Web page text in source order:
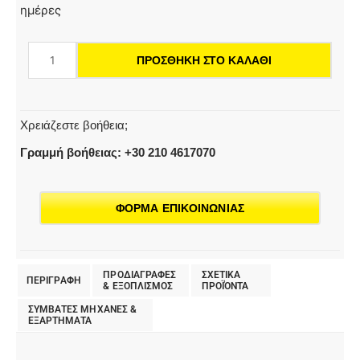
ημέρες
ακροφύσιο
ΠΡΟΣΘΉΚΗ ΣΤΟ ΚΑΛΆΘΙ
Χρειάζεστε βοήθεια;
Γραμμή βοήθειας: +30 210 4617070
ΦΟΡΜΑ ΕΠΙΚΟΙΝΩΝΙΑΣ
ΠΕΡΙΓΡΑΦΗ
ΠΡΟΔΙΑΓΡΑΦΕΣ
& EΞΟΠΛΙΣΜΟΣ
ΣΧΕΤΙΚΑ
ΠΡΟΪΌΝΤΑ
ΣΥΜΒΑΤΕΣ ΜΗΧΑΝΕΣ &
ΕΞΑΡΤΗΜΑΤΑ